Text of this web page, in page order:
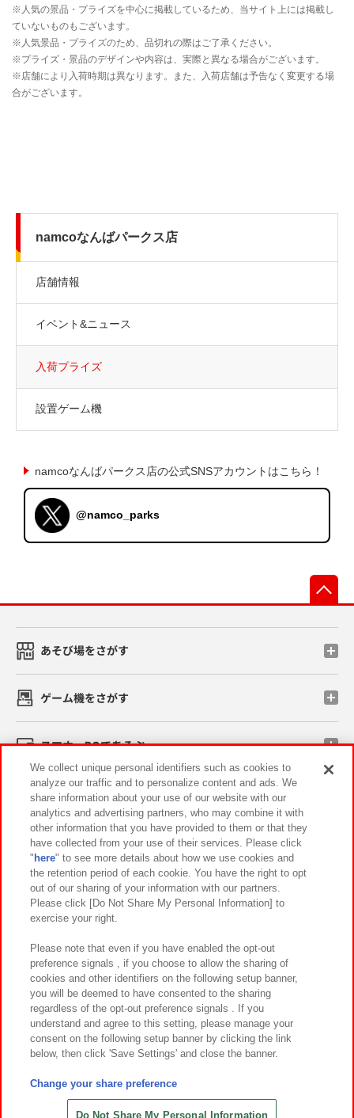
namcoなんばパークス店
店舗情報
イベント&ニュース
入荷プライズ
設置ゲーム機
namcoなんばパークス店の公式SNSアカウントはこちら！
@namco_parks
あそび場をさがす
ゲーム機をさがす
スマホ・PCであそぶ
イベント・キャンペーン
関連会社 サステナビリティ サイトポリシー
プライバシーポリシー ウェブアクセシビリティ方針と検証結果
お取引先さまとともに
カスタマーハラスメント対応方針 よくあるご質問・お問い合わせ
©Bandai Namco Amusement Inc.
©Bandai Namco Amusement Lab Inc.
©HANAYASHIKI Co., Ltd. All Rights Reserved.
We collect unique personal identifiers such as cookies to
analyze our traffic and to personalize content and ads. We
share information about your use of our website with our
analytics and advertising partners, who may combine it with
other information that you have provided to them or that they
have collected from your use of their services. Please click
" here" to see more details about how we use cookies and
the retention period of each cookie. You have the right to opt
out of our sharing of your information with our partners.
Please click [Do Not Share My Personal Information] to
exercise your right.
Please note that even if you have enabled the opt-out
preference signals , if you choose to allow the sharing of
cookies and other identifiers on the following setup banner,
you will be deemed to have consented to the sharing
regardless of the opt-out preference signals . If you
understand and agree to this setting, please manage your
consent on the following setup banner by clicking the link
below, then click 'Save Settings' and close the banner.
Change your share preference
Do Not Share My Personal Information